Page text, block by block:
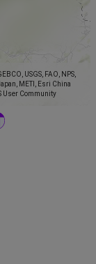
USGS, FAO, NPS,
METI, Esri China
User Community